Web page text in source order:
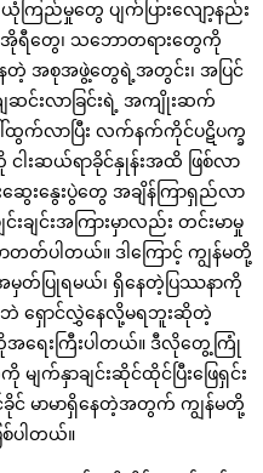
ယုံကြည်မှုတွေ ပျက်ပြားလျော့နည်း
တွေ၊ သဘောတရားတွေကို
င်နေတဲ့ အစုအဖွဲ့တွေရဲ့အတွင်း၊ အပြင်
င်းလာခြင်းရဲ့ အကျိုးဆက်
ထွက်လာပြီး လက်နက်ကိုင်ပဋိပက္ခ
ငါးဆယ်ရာခိုင်နှုန်းအထိ ဖြစ်လာ
းနွေးပွဲတွေ အချိန်ကြာရှည်လာ
ချင်းအကြားမှာလည်း တင်းမာမှု
တတ်ပါတယ်။ ဒါကြောင့် ကျွန်မတို့
တ်ပြုရမယ်၊ ရှိနေတဲ့ပြဿနာကို
င်းဘဲ ရှောင်လွှဲနေလို့မရဘူးဆိုတဲ့
အရေးကြီးပါတယ်။ ဒီလိုတွေ့ကြုံ
က်နှာချင်းဆိုင်ထိုင်ပြီးဖြေရှင်း
င် မာမာရှိနေတဲ့အတွက် ကျွန်မတို့
စ်ပါတယ်။